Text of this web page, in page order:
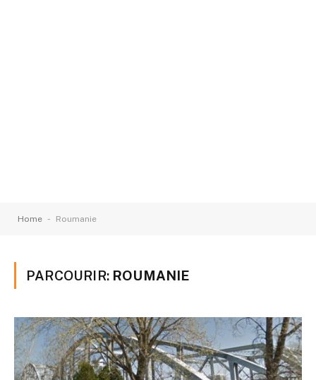
Home - Roumanie
PARCOURIR: ROUMANIE